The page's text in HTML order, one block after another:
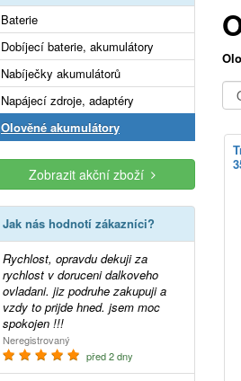
Baterie
Dobíjecí baterie, akumulátory
Nabíječky akumulátorů
Napájecí zdroje, adaptéry
Olověné akumulátory
Zobrazit akční zboží
Jak nás hodnotí zákazníci?
Rychlost, opravdu dekuji za
rychlost v doruceni dalkoveho
ovladani. jiz podruhe zakupuji a
vzdy to prijde hned. jsem moc
spokojen !!!
Neregistrovaný
před 2 dny